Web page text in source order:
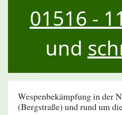
01516 -
und
Wespenbekämpfung in der
(Bergstraße) und rund um